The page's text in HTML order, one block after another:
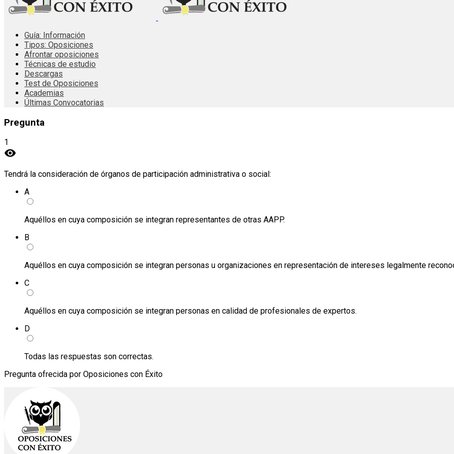
Guía: Información
Tipos: Oposiciones
Afrontar oposiciones
Técnicas de estudio
Descargas
Test de Oposiciones
Academias
Últimas Convocatorias
Pregunta
1
visibility
Tendrá la consideración de órganos de participación administrativa o social:
A
Aquéllos en cuya composición se integran representantes de otras AAPP.
B
Aquéllos en cuya composición se integran personas u organizaciones en representación de intereses legalmente
C
Aquéllos en cuya composición se integran personas en calidad de profesionales de expertos.
D
Todas las respuestas son correctas.
Pregunta ofrecida por Oposiciones con Éxito